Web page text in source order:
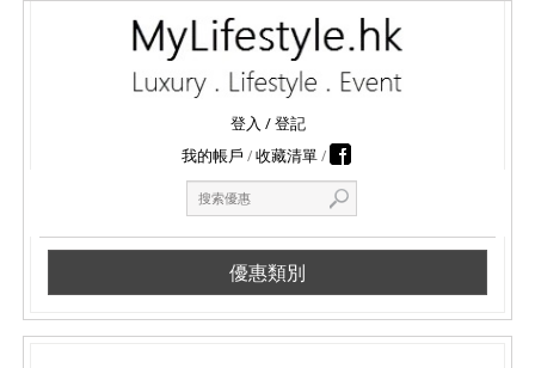
登入 /登記
我的帳戶
收藏清單
優惠類別